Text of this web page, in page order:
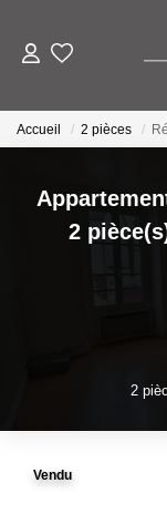
Accueil 2 pièces
2
2
Vendu